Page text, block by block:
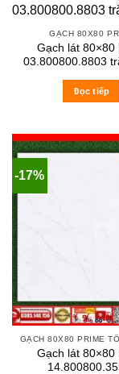
GẠCH 80X80
Gạch lát 80×80
03.800800.8803
Đọc tiếp
-17%
Gạch lát 80×80